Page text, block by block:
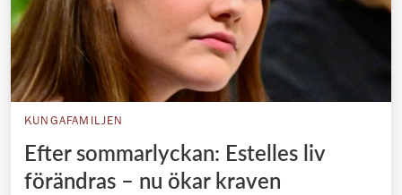
KUNGAFAMILJEN
Efter sommarlyckan: Estelles liv
förändras – nu ökar kraven